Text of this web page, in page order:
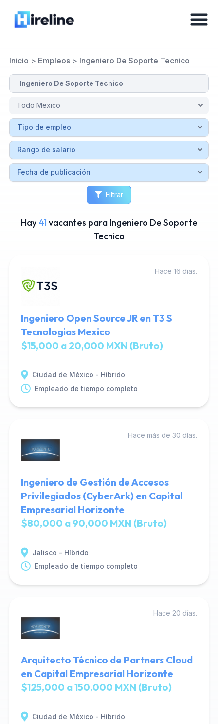
Inicio > Empleos> Ingeniero De Soporte Tecnico
Filtrar
Hay 41 vacantes para Ingeniero De Soporte
Tecnico
Hace 16 días.
Ingeniero Open Source JR en T3 S
Tecnologias Mexico
$15,000 a 20,000 MXN (Bruto)
Ciudad de México - Híbrido
Empleado de tiempo completo
Hace más de 30 días.
Ingeniero de Gestión de Accesos
Privilegiados (CyberArk) en Capital
Empresarial Horizonte
$80,000 a 90,000 MXN (Bruto)
Jalisco - Híbrido
Empleado de tiempo completo
Hace 20 días.
Arquitecto Técnico de Partners Cloud
en Capital Empresarial Horizonte
$125,000 a 150,000 MXN (Bruto)
Ciudad de México - Híbrido